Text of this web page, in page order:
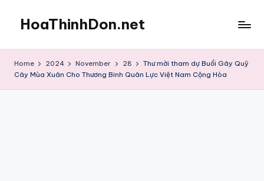
content
HoaThinhDon.net
in
Home 2024 November 28
Thư mời tham dự Buổi Gây Quỹ
Cây Mùa Xuân Cho Thương Binh Quân Lực Việt Nam Cộng Hòa